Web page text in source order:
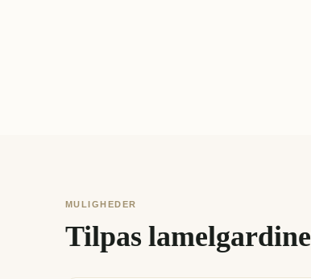
MULIGHEDER
Tilpas